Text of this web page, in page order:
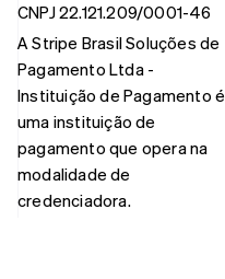
CNPJ 22.121.209/0001-46
A Stripe Brasil Soluções de
Pagamento Ltda -
Instituição de Pagamento é
uma instituição de
pagamento que opera na
modalidade de
credenciadora.